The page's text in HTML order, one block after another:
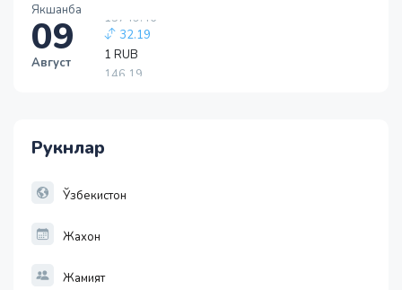
Якшанба
09
Август
1 RUB
146.19
-0.18
Рукнлар
Ўзбекистон
Жахон
Жамият